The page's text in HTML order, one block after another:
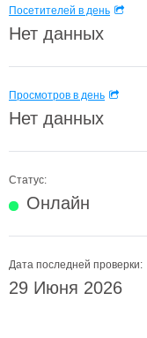
Посетителей в день
Нет данных
Просмотров в день
Нет данных
Статус:
Онлайн
Дата последней проверки:
29 Июня 2026